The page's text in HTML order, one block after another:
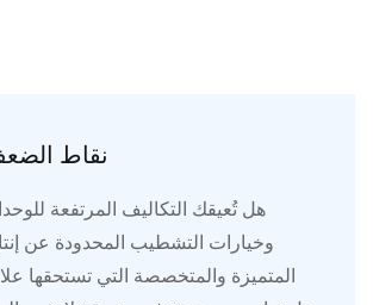
نقاط
هل تُعيقك التكاليف المرتفعة
وخيارات التشطيب المحدودة عن
المتميزة والمتخصصة التي تستحقها